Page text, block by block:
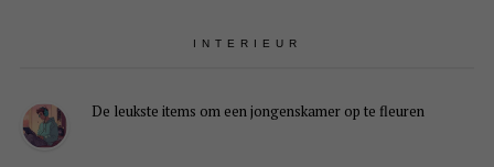
INTERIEUR
De leukste items om een jongenskamer op te fleuren